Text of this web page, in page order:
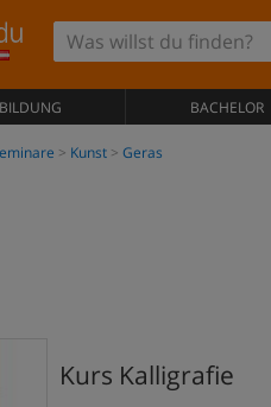
BACHELOR
Kunst Geras
Kurs Kalligrafie